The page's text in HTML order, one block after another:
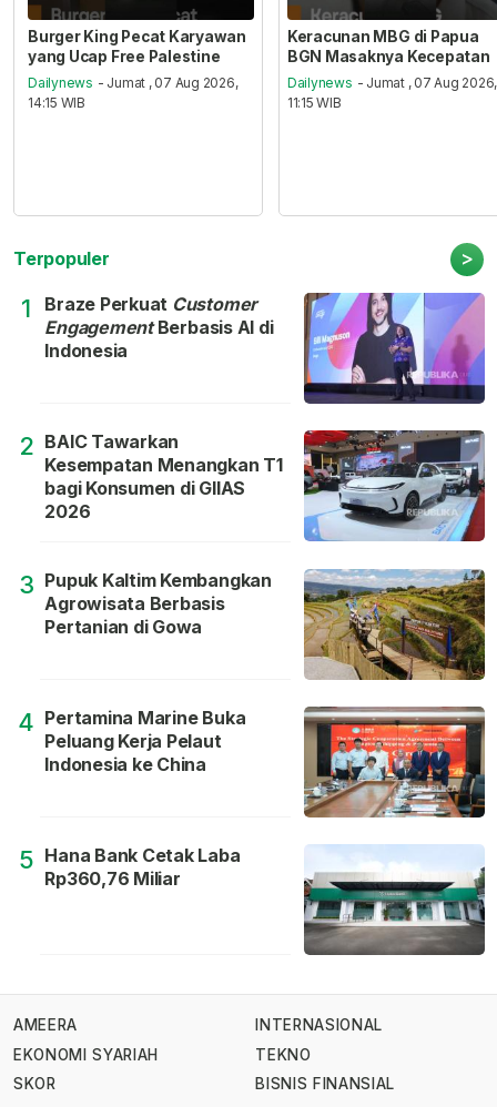
Burger King Pecat Karyawan
yang Ucap Free Palestine
Dailynews - Jumat , 07 Aug 2026,
14:15 WIB
Keracunan MBG di Papua
BGN Masaknya Kecepatan
Dailynews - Jumat , 07 Aug 2026,
11:15 WIB
Terpopuler >
1 Braze Perkuat Customer
EngagementBerbasis AI di
Indonesia
2 BAIC Tawarkan
Kesempatan Menangkan T1
bagi Konsumen di GIIAS
2026
3 Pupuk Kaltim Kembangkan
Agrowisata Berbasis
Pertanian di Gowa
4 Pertamina Marine Buka
Peluang Kerja Pelaut
Indonesia ke China
5 Hana Bank Cetak Laba
Rp360,76 Miliar
AMEERA
EKONOMI SYARIAH
SKOR
INTERNASIONAL
TEKNO
BISNIS FINANSIAL